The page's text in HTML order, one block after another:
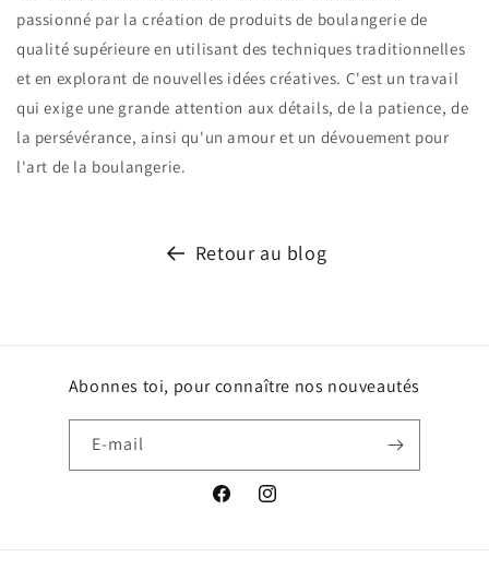
passionné par la création de produits de boulangerie de
qualité supérieure en utilisant des techniques traditionnelles
et en explorant de nouvelles idées créatives. C'est un travail
qui exige une grande attention aux détails, de la patience, de
la persévérance, ainsi qu'un amour et un dévouement pour
l'art de la boulangerie.
Retour au blog
Abonnes toi, pour connaître nos nouveautés
E-mail
FacebookInstagram